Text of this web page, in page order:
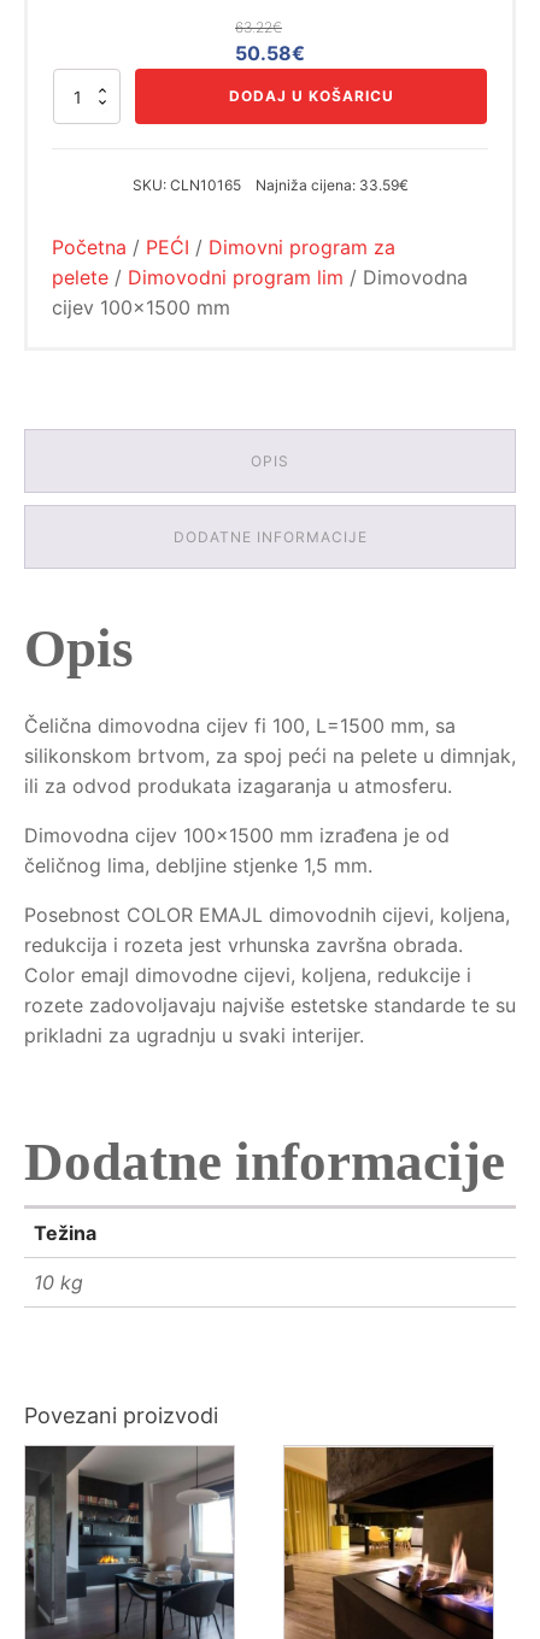
63.22€
Izvorna
63.22€.
50.58€
cijena
Dimovodna
DODAJ U KOŠARICU
SKU: CLN10165 Najniža cijena: 33.59€
Početna / PEĆI / Dimovni program za
pelete / Dimovodni program lim / Dimovodna
cijev 100x1500 mm
OPIS
DODATNE INFORMACIJE
Opis
Čelična dimovodna cijev fi 100, L=1500 mm, sa
silikonskom brtvom, za spoj peći na pelete u dimnjak,
ili za odvod produkata izagaranja u atmosferu.
Dimovodna cijev 100x1500 mm izrađena je od
čeličnog lima, debljine stjenke 1,5 mm.
Posebnost COLOR EMAJL dimovodnih cijevi, koljena,
redukcija i rozeta jest vrhunska završna obrada.
Color emajl dimovodne cijevi, koljena, redukcije i
rozete zadovoljavaju najviše estetske standarde te su
prikladni za ugradnju u svaki interijer.
Dodatne informacije
Težina
10 kg
Povezani proizvodi